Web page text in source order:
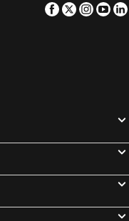
Facebook
Twitter